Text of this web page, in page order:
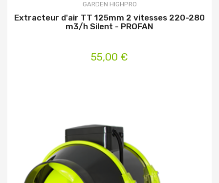
GARDEN HIGHPRO
Extracteur d'air TT 125mm 2 vitesses 220-280
m3/h Silent - PROFAN
55,00 €